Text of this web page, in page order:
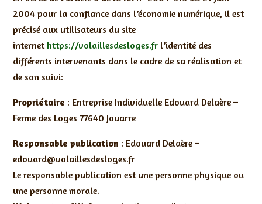
2004 pour la confiance dans l’économie numérique, il est
précisé aux utilisateurs du site
internet https://volaillesdesloges.frl’identité des
différents intervenants dans le cadre de sa réalisation et
de son suivi:
Propriétaire : Entreprise Individuelle Edouard Delaère –
Ferme des Loges 77640 Jouarre
Responsable publication : Edouard Delaère –
edouard@volaillesdesloges.fr
Le responsable publication est une personne physique ou
une personne morale.